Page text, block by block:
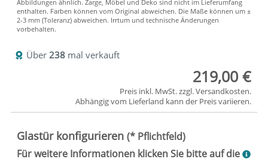
Über 238 mal verkauft
219,00 €
Preis inkl. MwSt. zzgl.Versandkosten.
Abhängig vom Lieferland kann der Preis variieren.